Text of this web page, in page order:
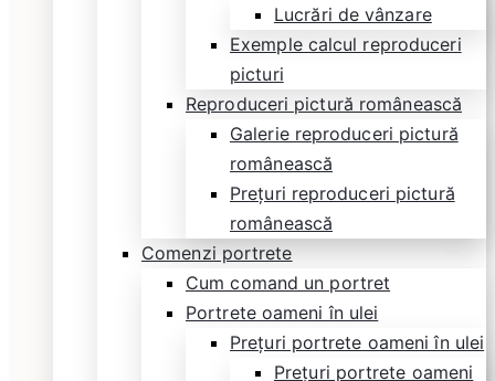
Lucrări de vânzare
Exemple calcul reproduceri
picturi
Reproduceri pictură românească
Galerie reproduceri pictură
românească
Prețuri reproduceri pictură
românească
Comenzi portrete
Cum comand un portret
Portrete oameni în ulei
Prețuri portrete oameni în ulei
Prețuri portrete oameni